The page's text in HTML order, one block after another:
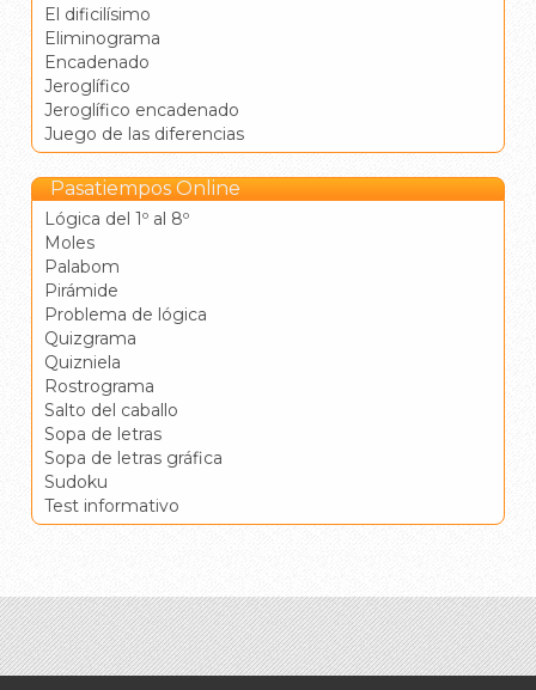
El dificilísimo
Eliminograma
Encadenado
Jeroglífico
Jeroglífico encadenado
Juego de las diferencias
Pasatiempos Online
Lógica del 1º al 8º
Moles
Palabom
Pirámide
Problema de lógica
Quizgrama
Quizniela
Rostrograma
Salto del caballo
Sopa de letras
Sopa de letras gráfica
Sudoku
Test informativo